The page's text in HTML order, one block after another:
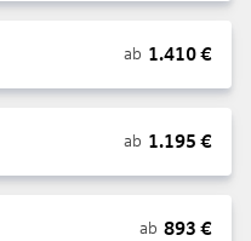
ab 1.410€
ab 1.195 €
ab 893 €